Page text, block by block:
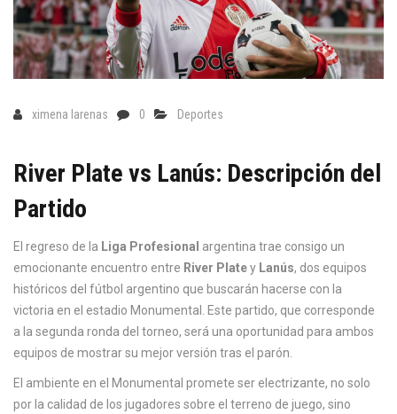
ximena larenas 0 Deportes
River Plate vs Lanús: Descripción del
Partido
El regreso de la Liga Profesional argentina trae consigo un
emocionante encuentro entre River Platey Lanús, dos equipos
históricos del fútbol argentino que buscarán hacerse con la
victoria en el estadio Monumental. Este partido, que corresponde
a la segunda ronda del torneo, será una oportunidad para ambos
equipos de mostrar su mejor versión tras el parón.
El ambiente en el Monumental promete ser electrizante, no solo
por la calidad de los jugadores sobre el terreno de juego, sino